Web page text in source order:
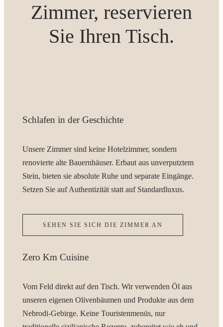
Zimmer, reservieren
Sie Ihren Tisch.
Schlafen in der Geschichte
Unsere Zimmer sind keine Hotelzimmer, sondern
renovierte alte Bauernhäuser. Erbaut aus unverputztem
Stein, bieten sie absolute Ruhe und separate Eingänge.
Setzen Sie auf Authentizität statt auf Standardluxus.
SEHEN SIE SICH DIE ZIMMER AN
Zero Km Cuisine
Vom Feld direkt auf den Tisch. Wir verwenden Öl aus
unseren eigenen Olivenbäumen und Produkte aus dem
Nebrodi-Gebirge. Keine Touristenmenüs, nur